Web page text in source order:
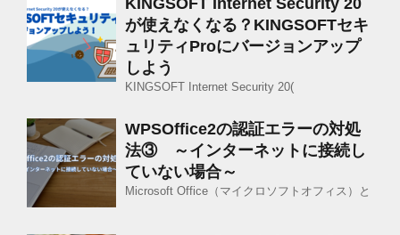
KINGSOFT Internet Security 20
が使えなくなる？KINGSOFTセキ
ュリティProにバージョンアップ
しよう
KINGSOFT Internet Security 20(
WPSOffice2の認証エラーの対処
法③ ～インターネットに接続し
ていない場合～
Microsoft Office（マイクロソフトオフィス）と